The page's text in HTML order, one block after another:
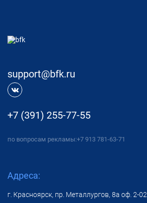
Адреса:
г. Красноярск, пр. Металлургов, 8а оф. 2-02
support@bfk.ru
+7 (391) 255-77-55
по вопросам рекламы:+7 913 781-63-71